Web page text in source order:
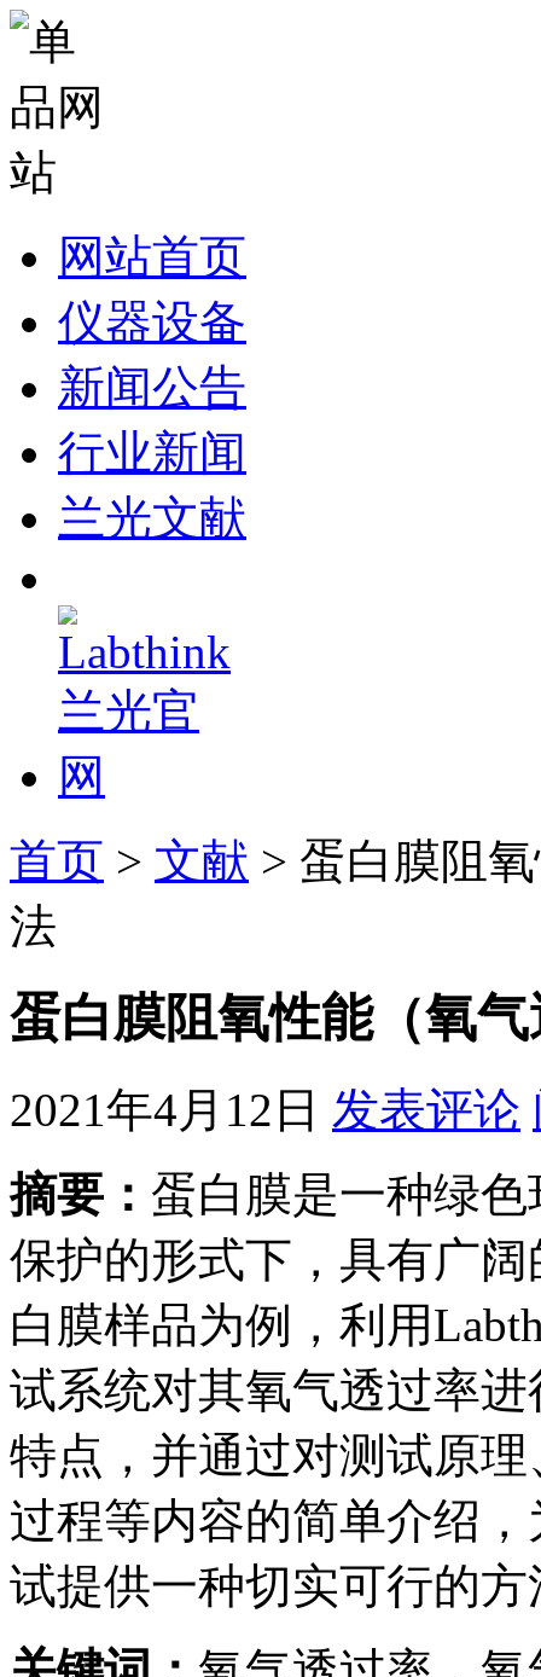
网站首页
仪器设备
新闻公告
行业新闻
兰光文献
首页 > 文献 > 蛋白膜阻
法
蛋白膜阻氧性能（氧
2021年4月12日 发表评论
摘要： 蛋白膜是一种绿
保护的形式下，具有广
白膜样品为例，利用
试系统对其氧气透过率
特点，并通过对测试原
过程等内容的简单介绍
试提供一种切实可行的方